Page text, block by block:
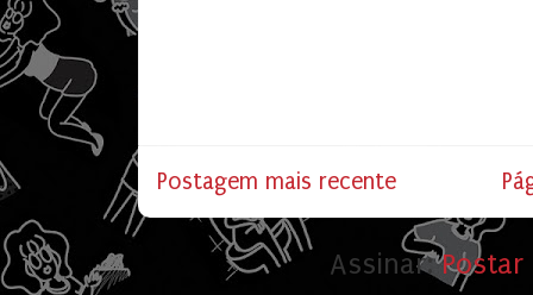
Postagem mais recente
Assinar: